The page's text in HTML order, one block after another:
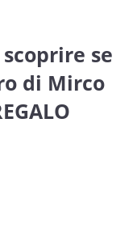
se
di Mirco